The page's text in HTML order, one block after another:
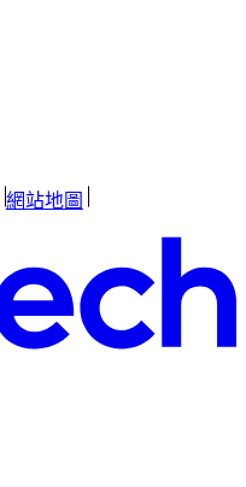
網站地圖